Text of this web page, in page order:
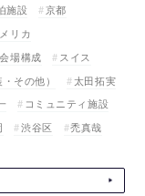
施設
京都
リカ
会場構成
スイス
その他）
太田拓実
コミュニティ施設
渋谷区 禿真哉